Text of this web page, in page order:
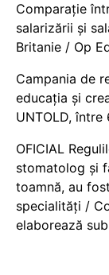
Comparație
salarizării și
Britanie / Op
Campania de
educația și
UNTOLD,
OFICIAL
stomatolog și
toamnă, au
specialități /
elaborează